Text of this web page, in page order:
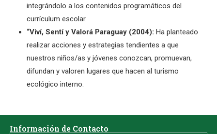
integrándolo a los contenidos programáticos del
currículum escolar.
“Viví, Sentí y Valorá Paraguay (2004): Ha planteado
realizar acciones y estrategias tendientes a que
nuestros niños/as y jóvenes conozcan, promuevan,
difundan y valoren lugares que hacen al turismo
ecológico interno.
Información de Contacto